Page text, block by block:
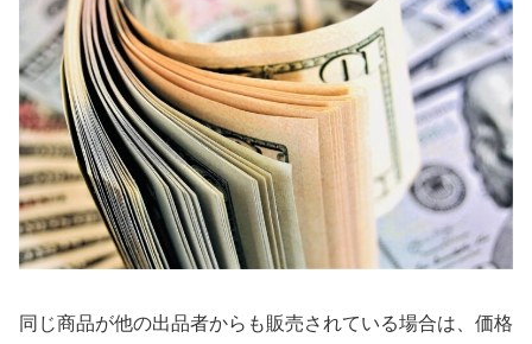
同じ商品が他の出品者からも販売されている場合は、価格